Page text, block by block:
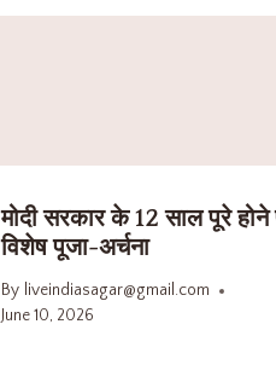
मोदी सरकार के 12 साल पूरे होने
विशेष पूजा-अर्चना
By liveindiasagar@gmail.com
June 10, 2026